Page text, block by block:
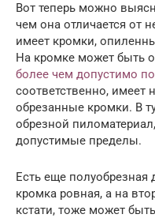
Вот теперь можно
чем она отличается от
имеет кромки,
На кромке может быть
более чем допустимо по
соответственно, имеет
обрезанные кромки. В
обрезной
допустимые пределы.
Есть еще полуобрезная
кромка ровная, а на
кстати, тоже может